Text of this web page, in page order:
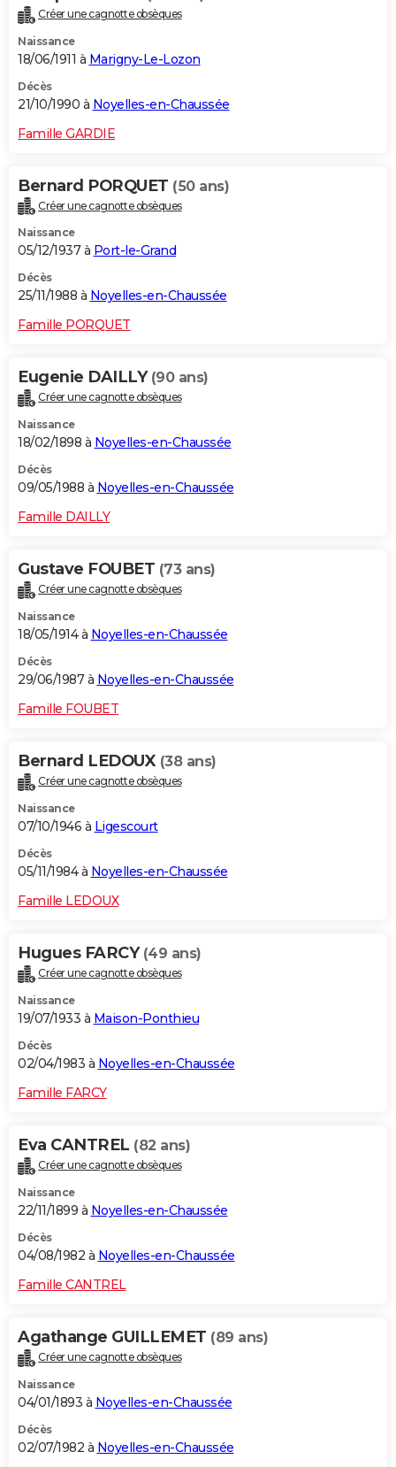
Créer une cagnotte obsèques
Naissance
18/06/1911 à Marigny-Le-Lozon
Décès
21/10/1990 à Noyelles-en-Chaussée
Famille GARDIE
Bernard PORQUET (50 ans)
Créer une cagnotte obsèques
Naissance
05/12/1937 à Port-le-Grand
Décès
25/11/1988 à Noyelles-en-Chaussée
Famille PORQUET
Eugenie DAILLY (90 ans)
Créer une cagnotte obsèques
Naissance
18/02/1898 à Noyelles-en-Chaussée
Décès
09/05/1988 à Noyelles-en-Chaussée
Famille DAILLY
Gustave FOUBET (73 ans)
Créer une cagnotte obsèques
Naissance
18/05/1914 à Noyelles-en-Chaussée
Décès
29/06/1987 à Noyelles-en-Chaussée
Famille FOUBET
Bernard LEDOUX (38 ans)
Créer une cagnotte obsèques
Naissance
07/10/1946 à Ligescourt
Décès
05/11/1984 à Noyelles-en-Chaussée
Famille LEDOUX
Hugues FARCY (49 ans)
Créer une cagnotte obsèques
Naissance
19/07/1933 à Maison-Ponthieu
Décès
02/04/1983 à Noyelles-en-Chaussée
Famille FARCY
Eva CANTREL (82 ans)
Créer une cagnotte obsèques
Naissance
22/11/1899 à Noyelles-en-Chaussée
Décès
04/08/1982 à Noyelles-en-Chaussée
Famille CANTREL
Agathange GUILLEMET (89 ans)
Créer une cagnotte obsèques
Naissance
04/01/1893 à Noyelles-en-Chaussée
Décès
02/07/1982 à Noyelles-en-Chaussée